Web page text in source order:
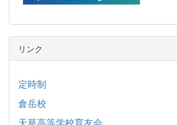
リンク
定時制
倉岳校